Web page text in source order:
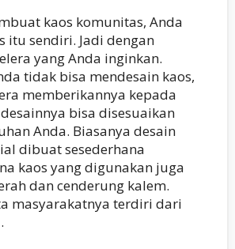
kaos komunitas, Anda
itu sendiri. Jadi dengan
yang Anda inginkan.
tidak bisa mendesain kaos,
memberikannya kepada
bisa disesuaikan
Anda. Biasanya desain
dibuat sesederhana
kaos yang digunakan juga
dan cenderung kalem.
masyarakatnya terdiri dari